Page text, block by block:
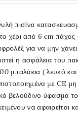
πισίνα
χέρι από 6 cm πάχος
για να μην
η ασφάλεια του
μπαλάκια ( λευκό
με CE μη
βελούδινο ύφασμα το
να αφαιρείται